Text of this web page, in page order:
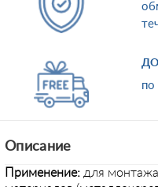
по
Описание
Применение: для